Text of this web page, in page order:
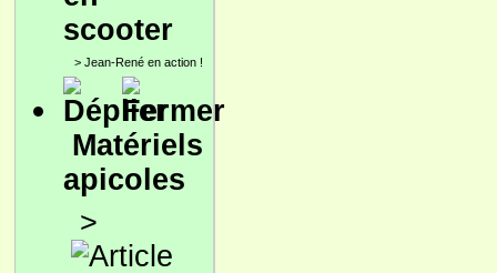
scooter
> Jean-René en action !
Matériels
apicoles
>